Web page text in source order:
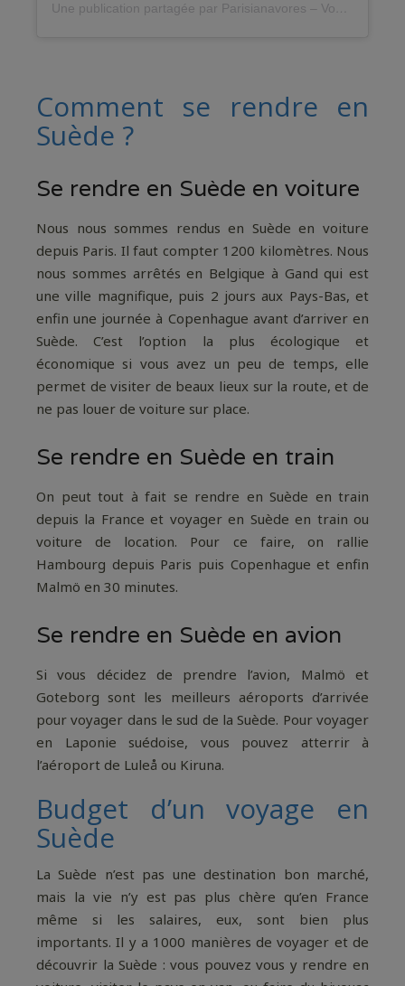
Une publication partagée par Parisianavores – Voyages – antidote contre l’immobilisme (@parisianavores)
Comment se rendre en
Suède ?
Se rendre en Suède en voiture
Nous nous sommes rendus en Suède en voiture
depuis Paris. Il faut compter 1200 kilomètres. Nous
nous sommes arrêtés en Belgique à Gand qui est
une ville magnifique, puis 2 jours aux Pays-Bas, et
enfin une journée à Copenhague avant d’arriver en
Suède. C’est l’option la plus écologique et
économique si vous avez un peu de temps, elle
permet de visiter de beaux lieux sur la route, et de
ne pas louer de voiture sur place.
Se rendre en Suède en train
On peut tout à fait se rendre en Suède en train
depuis la France et voyager en Suède en train ou
voiture de location. Pour ce faire, on rallie
Hambourg depuis Paris puis Copenhague et enfin
Malmö en 30 minutes.
Se rendre en Suède en avion
Si vous décidez de prendre l’avion, Malmö et
Goteborg sont les meilleurs aéroports d’arrivée
pour voyager dans le sud de la Suède. Pour voyager
en Laponie suédoise, vous pouvez atterrir à
l’aéroport de Luleå ou Kiruna.
Budget d’un voyage en
Suède
La Suède n’est pas une destination bon marché,
mais la vie n’y est pas plus chère qu’en France
même si les salaires, eux, sont bien plus
importants. Il y a 1000 manières de voyager et de
découvrir la Suède : vous pouvez vous y rendre en